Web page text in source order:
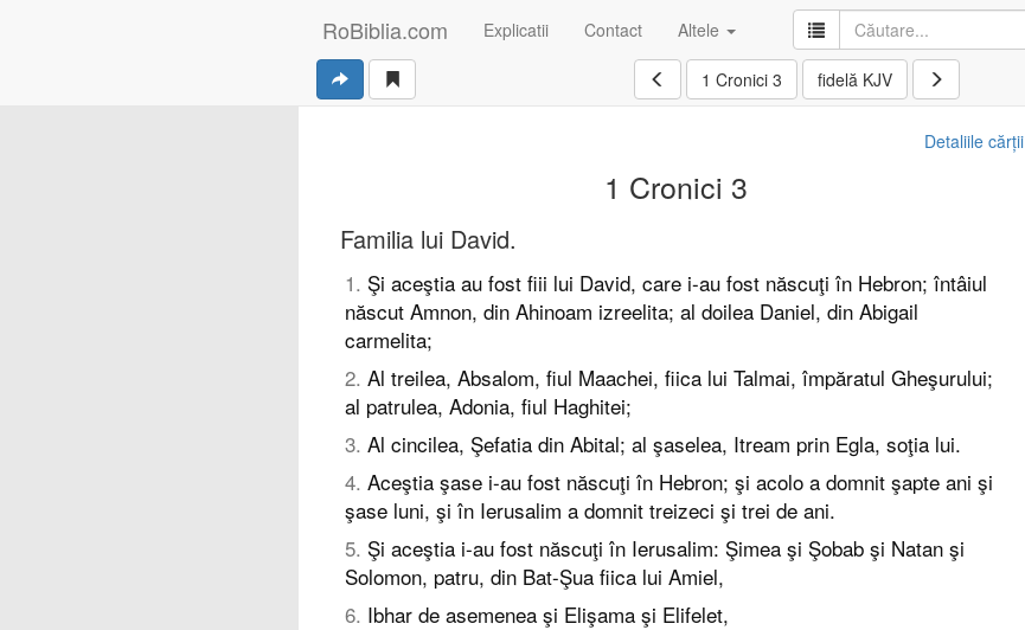
RoBiblia.com Explicatii Contact Altele
1 Cronici 3 fidelă KJV
Detaliile cărții
1 Cronici 3
Familia lui David.
1. Şi aceştia au fost fiii lui David, care i-au fost născuţi în Hebron; întâiul
născut Amnon, din Ahinoam izreelita; al doilea Daniel, din Abigail
carmelita;
2. Al treilea, Absalom, fiul Maachei, fiica lui Talmai, împăratul Gheşurului;
al patrulea, Adonia, fiul Haghitei;
3. Al cincilea, Şefatia din Abital; al şaselea, Itream prin Egla, soţia lui.
4. Aceştia şase i-au fost născuţi în Hebron; şi acolo a domnit şapte ani şi
şase luni, şi în Ierusalim a domnit treizeci şi trei de ani.
5. Şi aceştia i-au fost născuţi în Ierusalim: Şimea şi Şobab şi Natan şi
Solomon, patru, din Bat-Şua fiica lui Amiel,
6. Ibhar de asemenea şi Elişama şi Elifelet,